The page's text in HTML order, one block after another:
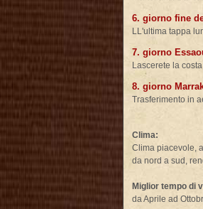
6. giorno fine
LL'ultima tappa
7. giorno
Lascerete la
8. giorno
Trasferimento in
Clima:
Clima piacevole,
da nord a sud,
Miglior tempo di
da Aprile ad